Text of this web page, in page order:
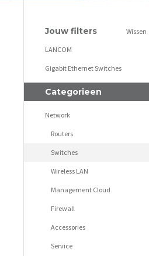
Jouw filters Wissen
LANCOM
Gigabit Ethernet Switches
Categorieen
Network
Routers
Switches
Wireless LAN
Management Cloud
Firewall
Accessories
Service